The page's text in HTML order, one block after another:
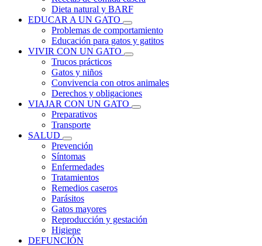
Dieta natural y BARF
EDUCAR A UN GATO
Problemas de comportamiento
Educación para gatos y gatitos
VIVIR CON UN GATO
Trucos prácticos
Gatos y niños
Convivencia con otros animales
Derechos y obligaciones
VIAJAR CON UN GATO
Preparativos
Transporte
SALUD
Prevención
Síntomas
Enfermedades
Tratamientos
Remedios caseros
Parásitos
Gatos mayores
Reproducción y gestación
Higiene
DEFUNCIÓN